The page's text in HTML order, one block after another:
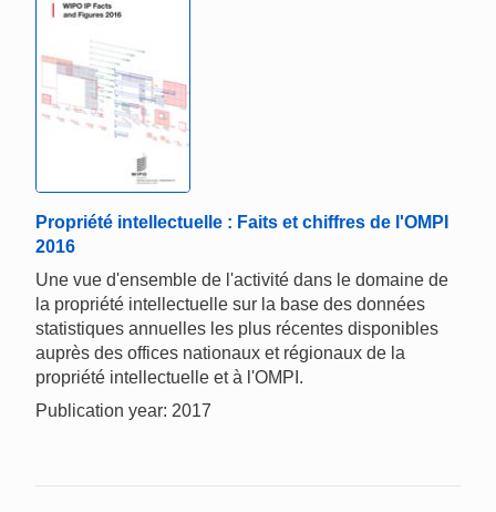
Propriété intellectuelle : Faits et chiffres de l'OMPI
2016
Une vue d'ensemble de l'activité dans le domaine de
la propriété intellectuelle sur la base des données
statistiques annuelles les plus récentes disponibles
auprès des offices nationaux et régionaux de la
propriété intellectuelle et à l'OMPI.
Publication year: 2017